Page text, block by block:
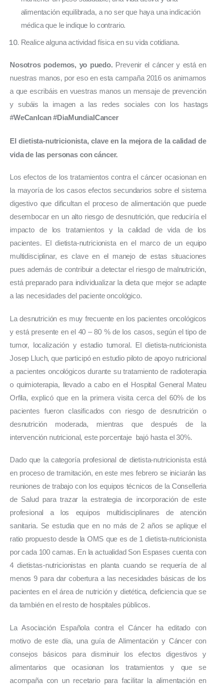
alimentación equilibrada, a no ser que haya una indicación
médica que le indique lo contrario.
Realice alguna actividad física en su vida cotidiana.
Nosotros podemos, yo puedo. Prevenir el cáncer y está en
nuestras manos, por eso en esta campaña 2016 os animamos
a que escribáis en vuestras manos un mensaje de prevención
y subáis la imagen a las redes sociales con los hastags
#WeCanIcan #DiaMundialCancer
El dietista-nutricionista, clave en la mejora de la calidad de
vida de las personas con cáncer.
Los efectos de los tratamientos contra el cáncer ocasionan en
la mayoría de los casos efectos secundarios sobre el sistema
digestivo que dificultan el proceso de alimentación que puede
desembocar en un alto riesgo de desnutrición, que reduciría el
impacto de los tratamientos y la calidad de vida de los
pacientes. El dietista-nutricionista en el marco de un equipo
multidisciplinar, es clave en el manejo de estas situaciones
pues además de contribuir a detectar el riesgo de malnutrición,
está preparado para individualizar la dieta que mejor se adapte
a las necesidades del paciente oncológico.
La desnutrición es muy frecuente en los pacientes oncológicos
y está presente en el 40 – 80 % de los casos, según el tipo de
tumor, localización y estadio tumoral. El dietista-nutricionista
Josep Lluch, que participó en estudio piloto de apoyo nutricional
a pacientes oncológicos durante su tratamiento de radioterapia
o quimioterapia, llevado a cabo en el Hospital General Mateu
Orfila, explicó que en la primera visita cerca del 60% de los
pacientes fueron clasificados con riesgo de desnutrición o
desnutrición moderada, mientras que después de la
intervención nutricional, este porcentaje  bajó hasta el 30%.
Dado que la categoría profesional de dietista-nutricionista está
en proceso de tramitación, en este mes febrero se iniciarán las
reuniones de trabajo con los equipos técnicos de la Conselleria
de Salud para trazar la estrategia de incorporación de este
profesional a los equipos multidisciplinares de atención
sanitaria. Se estudia que en no más de 2 años se aplique el
ratio propuesto desde la OMS que es de 1 dietista-nutricionista
por cada 100 camas. En la actualidad Son Espases cuenta con
4 dietistas-nutricionistas en planta cuando se requería de al
menos 9 para dar cobertura a las necesidades básicas de los
pacientes en el área de nutrición y dietética, deficiencia que se
da también en el resto de hospitales públicos.
La Asociación Española contra el Cáncer ha editado con
motivo de este día, una guía de Alimentación y Cáncer con
consejos básicos para disminuir los efectos digestivos y
alimentarios que ocasionan los tratamientos y que se
acompaña con un recetario para facilitar la alimentación en